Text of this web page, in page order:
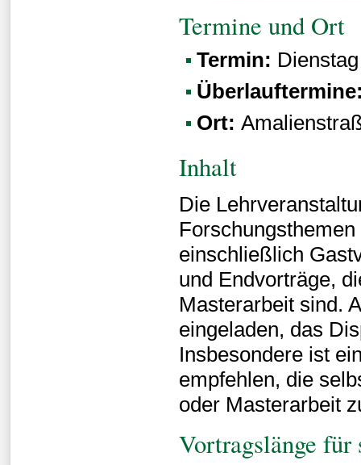
Termine und Ort
Termin:
Ort:
Inhalt
Die
einschließlich
und Endvorträge,
Masterarbeit sind.
eingeladen, das
Insbesondere ist
empfehlen, die
oder Masterarbeit
Vortragslänge für